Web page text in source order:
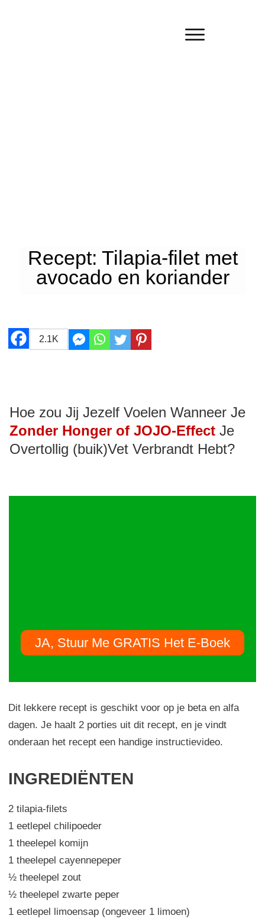
Recept: Tilapia-filet met
avocado en koriander
2.1K
Hoe zou Jij Jezelf Voelen Wanneer Je
Zonder Honger of JOJO-Effect Je
Overtollig (buik)Vet Verbrandt Hebt?
JA, Stuur Me GRATIS Het E-Boek
Dit lekkere recept is geschikt voor op je beta en alfa
dagen. Je haalt 2 porties uit dit recept, en je vindt
onderaan het recept een handige instructievideo.
INGREDIËNTEN
2 tilapia-filets
1 eetlepel chilipoeder
1 theelepel komijn
1 theelepel cayennepeper
½ theelepel zout
½ theelepel zwarte peper
1 eetlepel limoensap (ongeveer 1 limoen)